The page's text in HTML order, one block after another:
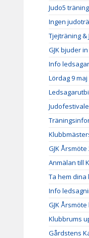
Judo5
Ingen
Tjejträning &
GJK bjuder
Info
Lördag 9
GJK
Anmälan till
Ta hem dina
Info
GJK
Klubbrums
Gårdstens